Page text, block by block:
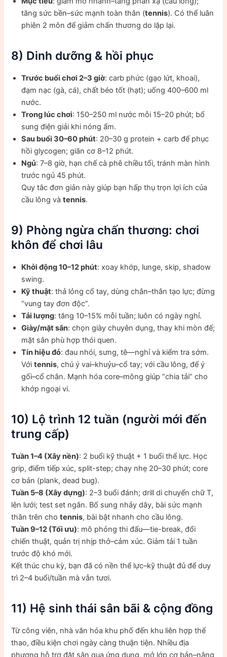
tăng sức bền–sức mạnh toàn thân (tennis). Có thể luân
phiên 2 môn để giảm chấn thương do lặp lại.
8) Dinh dưỡng & hồi phục
Trước buổi chơi 2–3 giờ: carb phức (gạo lứt, khoai),
đạm nạc (gà, cá), chất béo tốt (hạt); uống 400–600 ml
nước.
Trong lúc chơi: 150–250 ml nước mỗi 15–20 phút; bổ
sung điện giải khi nóng ẩm.
Sau buổi 30–60 phút: 20–30 g protein + carb để phục
hồi glycogen; giãn cơ 8–12 phút.
Ngủ: 7–8 giờ, hạn chế cà phê chiều tối, tránh màn hình
trước ngủ 45 phút.
Quy tắc đơn giản này giúp bạn hấp thụ trọn lợi ích của
cầu lông vàtennis.
9) Phòng ngừa chấn thương: chơi
khôn để chơi lâu
Khởi động 10–12 phút: xoay khớp, lunge, skip, shadow
swing.
Kỹ thuật: thả lỏng cổ tay, dùng chân–thân tạo lực; đừng
“vung tay đơn độc”.
Tải lượng: tăng 10–15% mỗi tuần; luôn có ngày nghỉ.
Giày/mặt sân: chọn giày chuyên dụng, thay khi mòn đế;
mặt sân phù hợp thói quen.
Tín hiệu đỏ: đau nhói, sưng, tê—nghỉ và kiểm tra sớm.
Vớitennis, chú ý vai–khuỷu–cổ tay; với cầu lông, để ý
gối–cổ chân. Mạnh hóa core–mông giúp “chia tải” cho
khớp ngoại vi.
10) Lộ trình 12 tuần (người mới đến
trung cấp)
Tuần 1–4 (Xây nền): 2 buổi kỹ thuật + 1 buổi thể lực. Học
grip, điểm tiếp xúc, split-step; chạy nhẹ 20–30 phút; core
cơ bản (plank, dead bug).
Tuần 5–8 (Xây dựng): 2–3 buổi đánh; drill di chuyển chữ T,
lên lưới; test set ngắn. Bổ sung nhảy dây, bài sức mạnh
thân trên chotennis, bài bật nhanh cho cầu lông.
Tuần 9–12 (Tối ưu): mô phỏng thi đấu—tie-break, đổi
chiến thuật, quản trị nhịp thở–cảm xúc. Giảm tải 1 tuần
trước độ khó mới.
Kết thúc chu kỳ, bạn đã có nền thể lực–kỹ thuật đủ để duy
trì 2–4 buổi/tuần mà vẫn tươi.
11) Hệ sinh thái sân bãi & cộng đồng
Từ công viên, nhà văn hóa khu phố đến khu liên hợp thể
thao, điều kiện chơi ngày càng thuận tiện. Nhiều địa
phương hỗ trợ đặt sân qua ứng dụng, mở lớp cơ bản–nâng